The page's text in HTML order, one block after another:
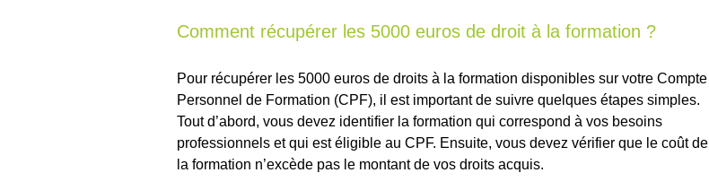
Comment récupérer les 5000 euros de droit à la formation ?
Pour récupérer les 5000 euros de droits à la formation disponibles sur votre Compte
Personnel de Formation (CPF), il est important de suivre quelques étapes simples.
Tout d’abord, vous devez identifier la formation qui correspond à vos besoins
professionnels et qui est éligible au CPF. Ensuite, vous devez vérifier que le coût de
la formation n’excède pas le montant de vos droits acquis.